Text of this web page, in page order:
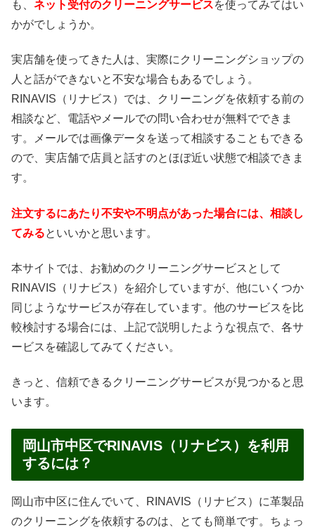
も、 ネット受付のクリーニングサービスを使ってみてはい
かがでしょうか。
実店舗を使ってきた人は、実際にクリーニングショップの
人と話ができないと不安な場合もあるでしょう。
RINAVIS（リナビス）では、クリーニングを依頼する前の
相談など、電話やメールでの問い合わせが無料でできま
す。メールでは画像データを送って相談することもできる
ので、実店舗で店員と話すのとほぼ近い状態で相談できま
す。
注文するにあたり不安や不明点があった場合には、相談し
てみるといいかと思います。
本サイトでは、お勧めのクリーニングサービスとして
RINAVIS（リナビス）を紹介していますが、他にいくつか
同じようなサービスが存在しています。他のサービスを比
較検討する場合には、上記で説明したような視点で、各サ
ービスを確認してみてください。
きっと、信頼できるクリーニングサービスが見つかると思
います。
岡山市中区でRINAVIS（リナビス）を利用
するには？
岡山市中区に住んでいて、RINAVIS（リナビス）に革製品
のクリーニングを依頼するのは、とても簡単です。ちょっ